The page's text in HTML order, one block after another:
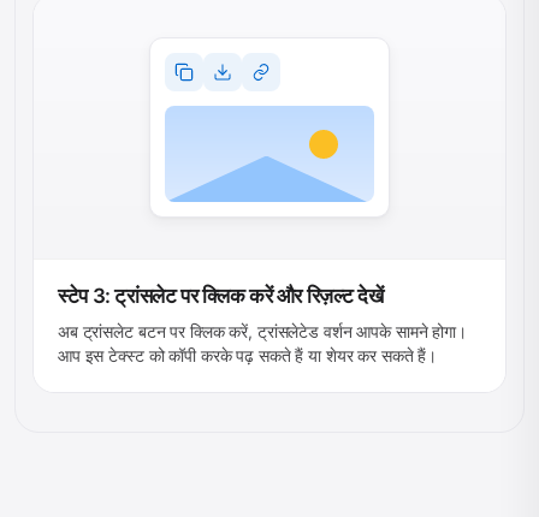
स्टेप 3: ट्रांसलेट पर क्लिक करें और रिज़ल्ट देखें
अब ट्रांसलेट बटन पर क्लिक करें, ट्रांसलेटेड वर्शन आपके सामने होगा।
आप इस टेक्स्ट को कॉपी करके पढ़ सकते हैं या शेयर कर सकते हैं।